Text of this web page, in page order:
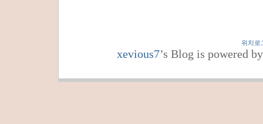
위치로
xevious7’s Blog is powered